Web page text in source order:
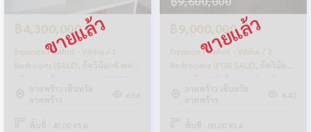
฿4,300,000
Equinox Phahol - Vibha / 1
Bedroom (SALE), อีควิน็อกซ์ พหล
- วิภา / 1 ห้องนอน (ขาย) QC225
ลาดพร้าว เซ็นทรัล
ลาดพร้าว
666
พื้นที่ : 40.00 ตร.ม.
฿9,000,000
Equinox Phahol - Vibha / 2
Bedrooms (FOR SALE), อีควิน็อกซ์
พหล - วิภา / 2 ห้องนอน (ขาย)
PLOYW065
ลาดพร้าว เซ็นทรัล
ลาดพร้าว
640
พื้นที่ : 80.00 ตร.ม.